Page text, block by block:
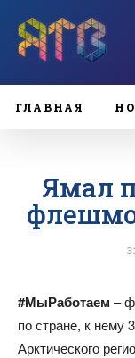
ГЛАВНАЯ
Ямал
#МыРаботаем –
по стране, к нему
Арктического